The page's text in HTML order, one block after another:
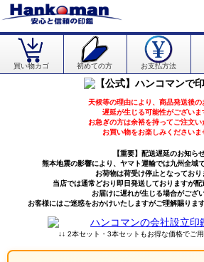
買い物カゴ 初めての方 お支払方法
天候等の理由により、商品発送後の
遅延が生じる可能性がございま
お急ぎの方は余裕を持ってご注文い
お買い物をお楽しみくださいま
【重要】配送遅延のお知ら
熊本地震の影響により、ヤマト運輸では九州全域
お荷物は荷受け停止となっており
当店では通常どおり即日発送しておりますが配
お届けに遅れが生じる場合がござい
お客様にはご迷惑をおかけいたしますがご理解賜りま
↓↓ 2本セット・3本セットもお得な価格でご